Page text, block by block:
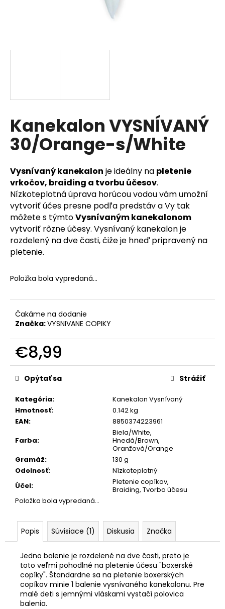
Kanekalon VYSNÍVANÝ
30/Orange-s/White
Vysnívaný kanekalon je ideálny na pletenie
vrkočov, braiding a tvorbu účesov.
Nízkoteplotná úprava horúcou vodou vám umožní
vytvoriť účes presne podľa predstáv a Vy tak
môžete s týmtoVysnívaným kanekalonom
vytvoriť rôzne účesy. Vysnívaný kanekalon je
rozdelený na dve časti, čiže je hneď pripravený na
pletenie.
Položka bola vypredaná…
Čakáme na dodanie
Značka:VYSNIVANE COPIKY
€8,99
Jednotková
cena:
Kategória:
Kanekalon Vysnívaný
Hmotnosť:
0.142 kg
EAN:
8850374223961
Farba:
Biela/White,
Hnedá/Brown,
Oranžová/Orange
Gramáž:
130 g
Odolnosť:
Nízkoteplotný
Účel:
Pletenie copíkov,
Braiding, Tvorba účesu
Položka bola vypredaná…
Opýtať sa Strážiť
Popis Súvisiace (1) Diskusia Značka
Jedno balenie je rozdelené na dve časti, preto je
toto veľmi pohodlné na pletenie účesu "boxerské
copíky". Štandardne sa na pletenie boxerských
copíkov minie 1 balenie vysnívaného kanekalonu. Pre
malé deti s jemnými vláskami vystačí polovica
balenia.
ť
d
p
o
r
ú
č
a
m
e